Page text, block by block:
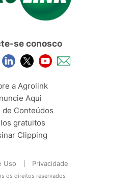
se conosco
a Agrolink
Aqui
de Conteúdos
gratuitos
Clipping
Uso Privacidade
os direitos reservados